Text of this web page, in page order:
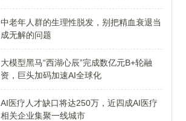
中老年人群的生理性脱发，别把精血衰退当
成无解的问题
大模型黑马“西湖心辰”完成数亿元B+轮融
资，巨头加码加速AI全球化
AI医疗人才缺口将达250万，近四成AI医疗
相关企业集聚一线城市